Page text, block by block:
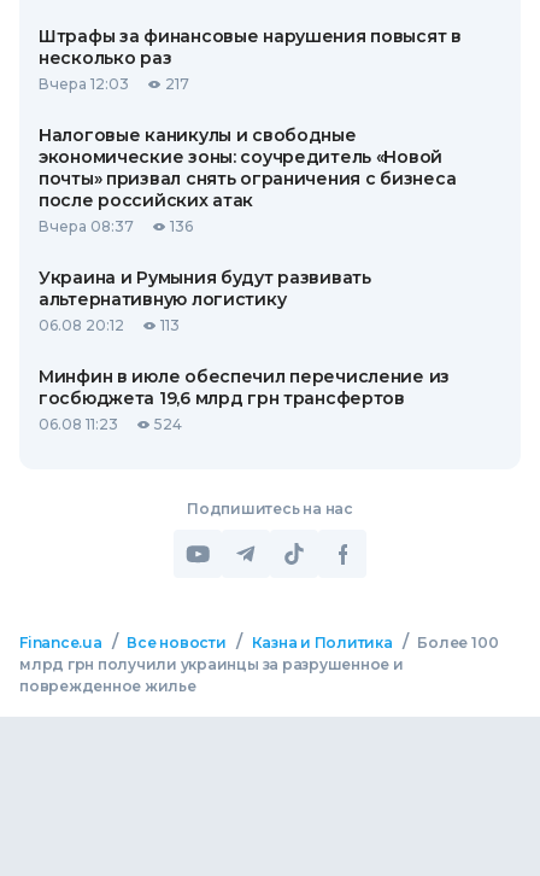
Штрафы за финансовые нарушения повысят в
несколько раз
Вчера 12:03 217
Налоговые каникулы и свободные
экономические зоны: соучредитель «Новой
почты» призвал снять ограничения с бизнеса
после российских атак
Вчера 08:37 136
Украина и Румыния будут развивать
альтернативную логистику
06.08 20:12 113
Минфин в июле обеспечил перечисление из
госбюджета 19,6 млрд грн трансфертов
06.08 11:23 524
Подпишитесь на нас
Finance.ua / Все новости / Казна и Политика / Более 100
млрд грн получили украинцы за разрушенное и
поврежденное жилье